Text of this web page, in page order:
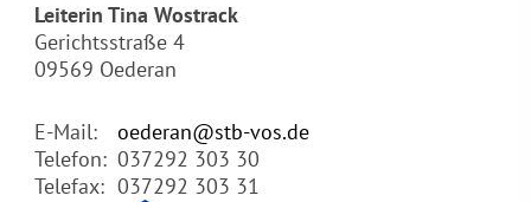
Leiterin Tina Wostrack
Gerichtsstraße 4
09569 Oederan
E-Mail:
oederan@stb-vos.de
Telefon: 037292 303 30
Telefax: 037292 303 31